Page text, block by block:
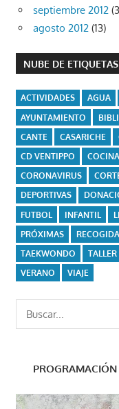
septiembre 2012
agosto 2012 (13)
NUBE DE ETIQUETAS
ACTIVIDADES AGUA
AYUNTAMIENTO
CANTE
CASARICHE
CD VENTIPPO
COCINA
CORONAVIRUS
DEPORTIVAS
FUTBOL
INFANTIL
PRÓXIMAS
RECOGIDA
TAEKWONDO
TALLER
VERANO
VIAJE
Buscar: